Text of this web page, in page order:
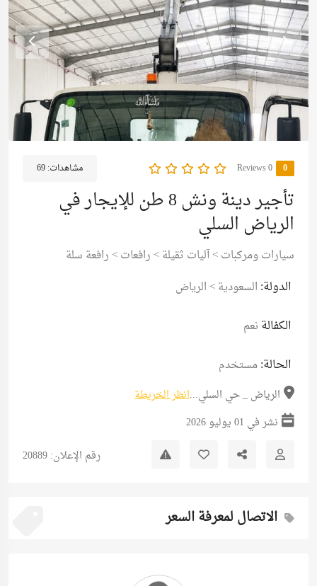
0
0 Reviews مشاهدات:69
تأجير دينة ونش 8 طن للإيجار في
الرياض السلي
سيارات ومركبات>آليات ثقيلة> رافعات> رافعة سلة
الدولة: السعودية> الرياض
الكفالة نعم
الحالة: مستخدم
الرياض _ حي السلي...انظر الخريطة
نشر في 01 يوليو 2026
رقم الإعلان: 20889
الاتصال لمعرفة السعر